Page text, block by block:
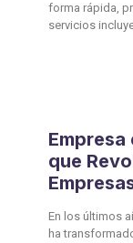
forma rápida,
servicios
Empresa
que
En los últimos
ha